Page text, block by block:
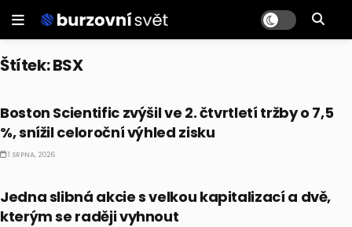
Štítek:BSX
Boston Scientific zvýšil ve 2. čtvrtletí tržby o 7,5
%, snížil celoroční výhled zisku
1 SRPNA, 2026
Jedna slibná akcie s velkou kapitalizací a dvě,
kterým se raději vyhnout